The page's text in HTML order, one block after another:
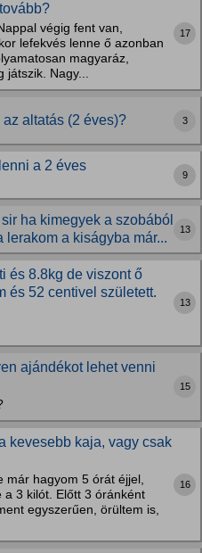
végig fent van,
lefekvés lenne ő azonban
magyaráz,
játszik. Nagy...
17
altatás (2 éves)? 3
a 2 éves
9
ha kimegyek a szobából
a kiságyba már...
13
és 8.8kg de viszont ő
és 52 centivel született.
13
ajándékot lehet venni
15
kevesebb kaja, vagy csak
már hagyom 5 órát éjjel,
3 kilót. Előtt 3 óránként
egyszerűen, örültem is,
16